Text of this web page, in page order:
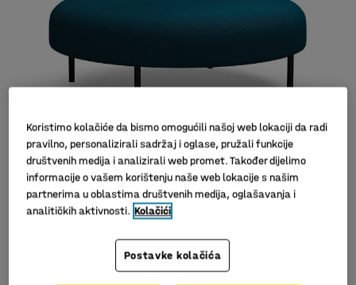
Slični proizvodi
Koristimo kolačiće da bismo omogućili našoj web lokaciji da radi
pravilno, personalizirali sadržaj i oglase, pružali funkcije
društvenih medija i analizirali web promet. Također dijelimo
informacije o vašem korištenju naše web lokacije s našim
partnerima u oblastima društvenih medija, oglašavanja i
analitičkih aktivnosti. Kolačići
Postavke kolačića